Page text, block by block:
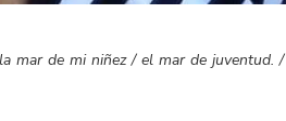
mar de mi niñez / el mar de juventud. /